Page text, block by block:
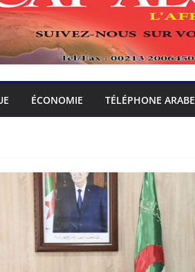
ÉCONOMIE TÉLÉPHONE ARABE